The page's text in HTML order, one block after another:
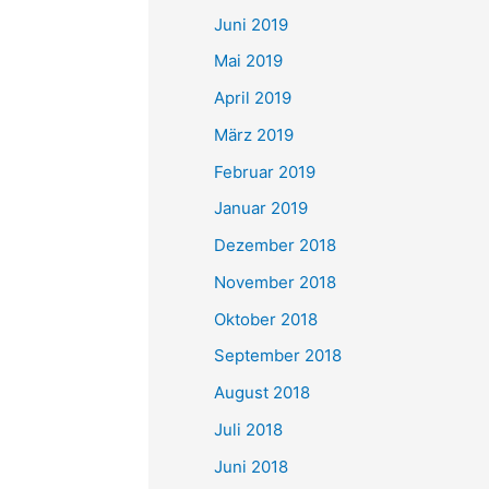
Juni 2019
Mai 2019
April 2019
März 2019
Februar 2019
Januar 2019
Dezember 2018
November 2018
Oktober 2018
September 2018
August 2018
Juli 2018
Juni 2018